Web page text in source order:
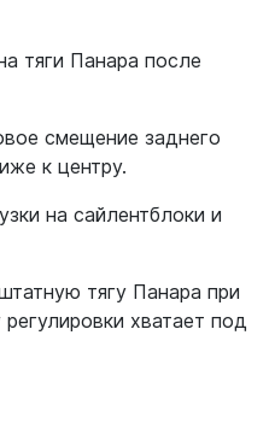
тяги Панара после
смещение заднего
к центру.
на сайлентблоки и
тягу Панара при
хватает под